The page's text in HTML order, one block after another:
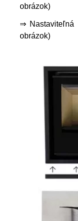
obrázok)
⇒ Nastaviteľná
obrázok)